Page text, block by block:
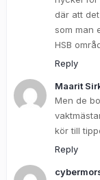
där att
som man
HSB
Reply
Maarit
Men de
kör till
Reply